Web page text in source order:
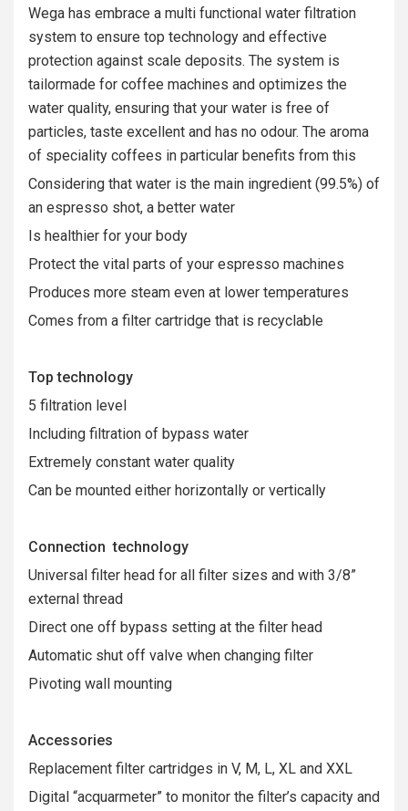
Wega has embrace a multi functional water filtration
system to ensure top technology and effective
protection against scale deposits. The system is
tailormade for coffee machines and optimizes the
water quality, ensuring that your water is free of
particles, taste excellent and has no odour. The aroma
of speciality coffees in particular benefits from this
Considering that water is the main ingredient (99.5%) of
an espresso shot, a better water
Is healthier for your body
Protect the vital parts of your espresso machines
Produces more steam even at lower temperatures
Comes from a filter cartridge that is recyclable
Top technology
5 filtration level
Including filtration of bypass water
Extremely constant water quality
Can be mounted either horizontally or vertically
Connection technology
Universal filter head for all filter sizes and with 3/8”
external thread
Direct one off bypass setting at the filter head
Automatic shut off valve when changing filter
Pivoting wall mounting
Accessories
Replacement filter cartridges in V, M, L, XL and XXL
Digital “acquarmeter” to monitor the filter’s capacity and